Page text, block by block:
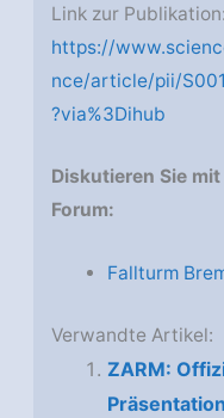
Link zur Publikation:
https://
nce/article/pii/
?via%3Dihub
Diskutieren Sie
Forum:
Fallturm
Verwandte Artikel:
ZARM: